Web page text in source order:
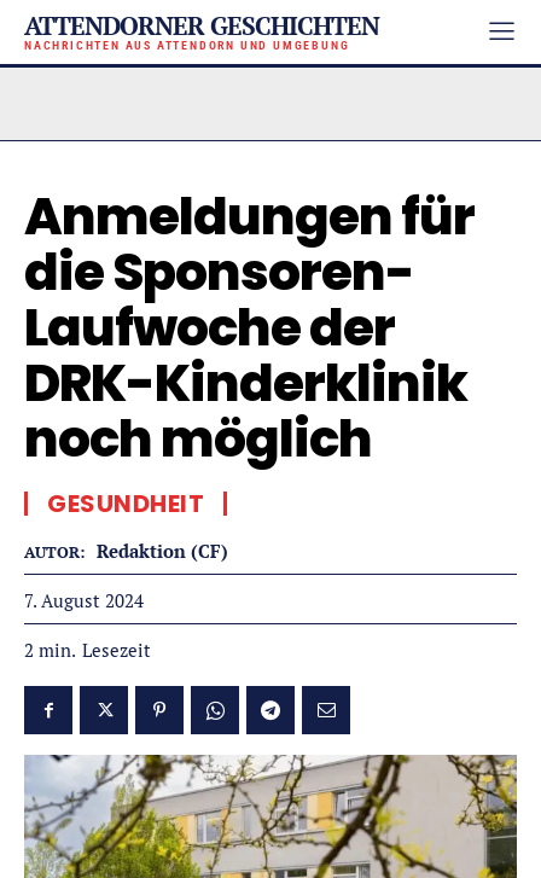
ATTENDORNER GESCHICHTEN
NACHRICHTEN AUS ATTENDORN UND UMGEBUNG
Anmeldungen für
die Sponsoren-
Laufwoche der
DRK-Kinderklinik
noch möglich
GESUNDHEIT
AUTOR: Redaktion (CF)
7. August 2024
2 min. Lesezeit